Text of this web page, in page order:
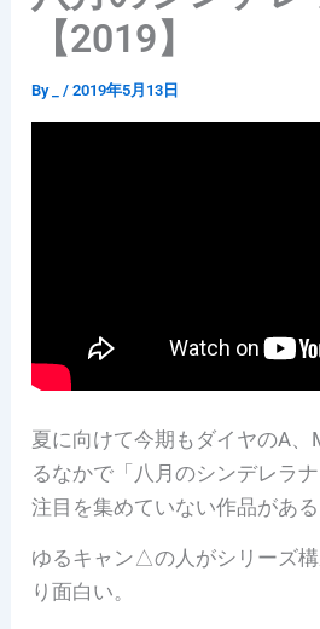
【2019】
By _/2019年5月13日
夏に向けて今期もダイヤのA
るなかで「八月のシンデレラ
注目を集めていない作品がある
ゆるキャン△の人がシリーズ
り面白い。